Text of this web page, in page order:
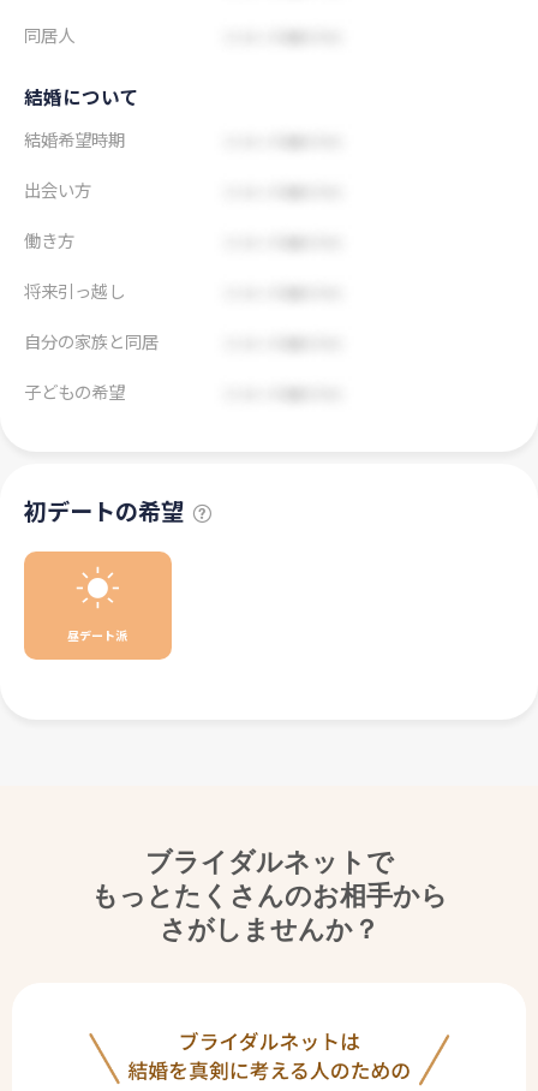
同居人
結婚について
結婚希望時期
出会い方
働き方
将来引っ越し
自分の家族と同居
子どもの希望
初デートの希望
昼デート派
ブライダルネットで
もっとたくさんのお相手から
さがしませんか？